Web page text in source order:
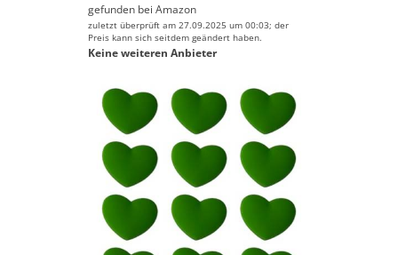
gefunden bei Amazon
zuletzt überprüft am 27.09.2025 um 00:03; der
Preis kann sich seitdem geändert haben.
Keine weiteren Anbieter